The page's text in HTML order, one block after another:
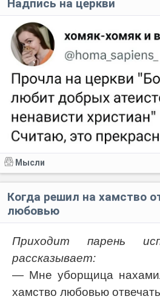
Надпись на церкви
Мысли
Когда решил на хамство
любовью
Приходит парень
рассказывает:
— Мне уборщица
хамство любовью